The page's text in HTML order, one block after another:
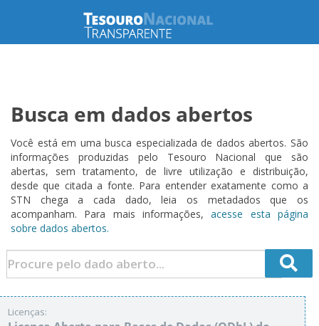
Busca em dados abertos
Você está em uma busca especializada de dados abertos. São
informações produzidas pelo Tesouro Nacional que são
abertas, sem tratamento, de livre utilização e distribuição,
desde que citada a fonte. Para entender exatamente como a
STN chega a cada dado, leia os metadados que os
acompanham. Para mais informações,acesse esta página
sobre dados abertos.
Licenças: